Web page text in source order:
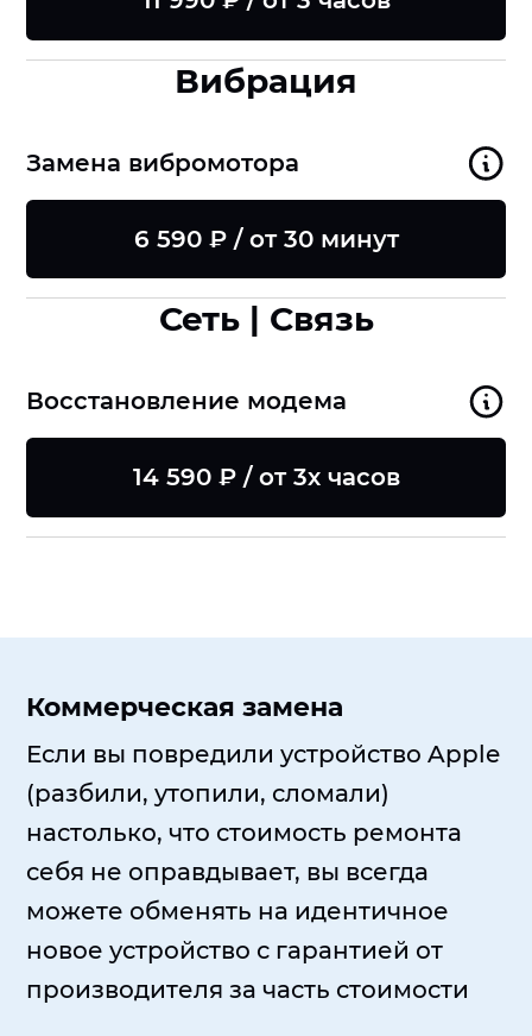
Вибрация
Замена вибромотора
6 590 ₽ / от 30 минут
Сеть | Связь
Восстановление модема
14 590 ₽ / от 3х часов
Коммерческая замена
Если вы повредили устройство Apple
(разбили, утопили, сломали)
настолько, что стоимость ремонта
себя не оправдывает, вы всегда
можете обменять на идентичное
новое устройство с гарантией от
производителя за часть стоимости